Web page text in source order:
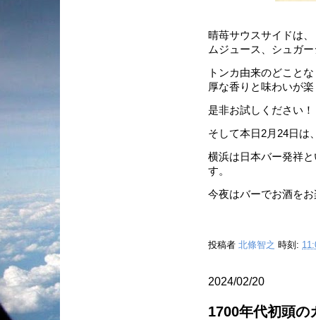
晴苺サウスサイドは
ムジュース、シュガ
トンカ由来のどこと
厚な香りと味わいが
是非お試しください！
そして本日2月24日は
横浜は日本バー発祥
す。
今夜はバーでお酒を
投稿者 北條智之 時刻:
2024/02/20
1700年代初頭の